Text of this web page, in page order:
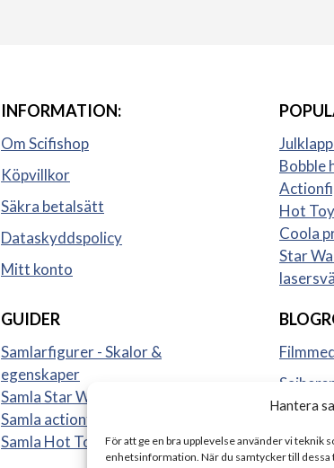
Hantera
För att ge en bra upplevelse använder vi teknik
enhetsinformation. När du samtycker till dessa
INFORMATION:
Om Scifishop
Köpvillkor
Säkra betalsätt
Dataskyddspolicy
Mitt konto
GUIDER
Samlarfigurer - Skalor &
egenskaper
Samla Star Wars figurer
Samla actionfigurer
Samla Hot Toys
Bobble
Hot
Coola
Star